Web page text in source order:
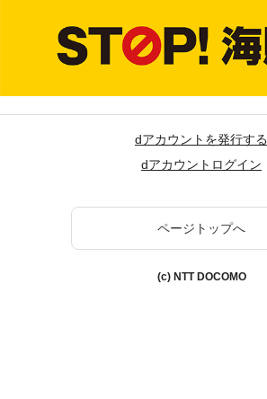
dアカウントを発行する
dアカウントログイン
ページトップへ
(c) NTT DOCOMO